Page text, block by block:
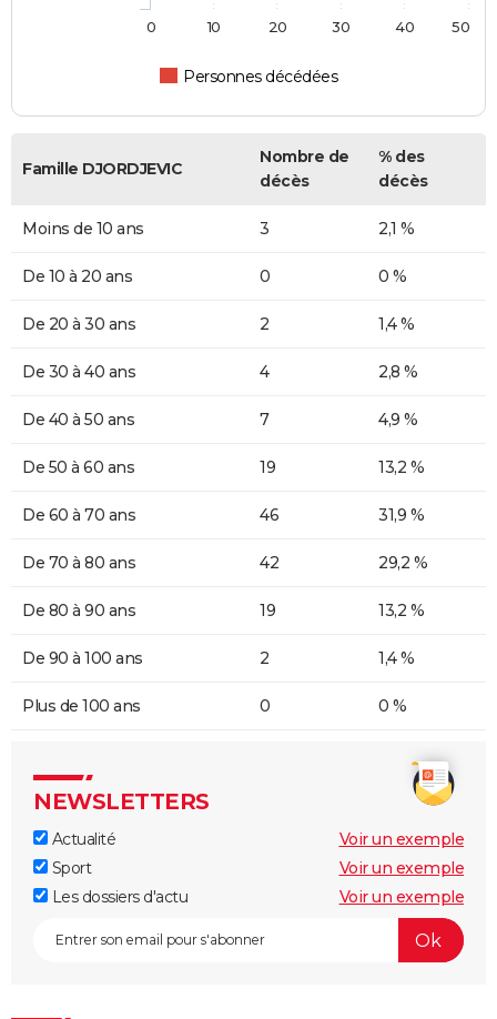
Personnes décédées
0 10 20 30 40 50
Famille DJORDJEVIC
Nombre de
décès
% des
décès
Moins de 10 ans 3 2,1 %
De 10 à 20 ans 0 0 %
De 20 à 30 ans 2 1,4 %
De 30 à 40 ans 4 2,8 %
De 40 à 50 ans 7 4,9 %
De 50 à 60 ans 19 13,2 %
De 60 à 70 ans 46 31,9 %
De 70 à 80 ans 42 29,2 %
De 80 à 90 ans 19 13,2 %
De 90 à 100 ans 2 1,4 %
Plus de 100 ans 0 0 %
NEWSLETTERS
Actualité
Voir un exemple
Sport
Voir un exemple
Les dossiers d'actu
Voir un exemple